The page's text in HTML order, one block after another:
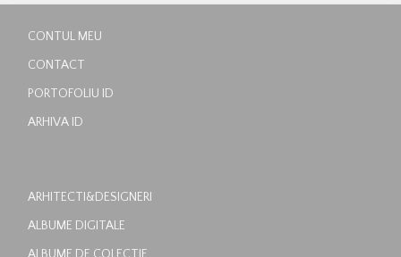
CONTUL MEU
CONTACT
PORTOFOLIU ID
ARHIVA ID
ARHITECTI&DESIGNERI
ALBUME DIGITALE